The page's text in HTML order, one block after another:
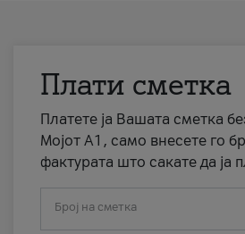
Плати сметка
Платете ја Вашата сметка
Мојот А1, само внесете го
фактурата што сакате да ја
Број на сметка